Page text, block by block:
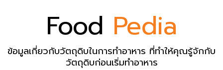
Food Pedia
ข้อมูลเกี่ยวกับวัตถุดิบในการทำอาหาร ที่ทำให้คุณรู้จักกับ
วัตถุดิบก่อนเริ่มทำอาหาร